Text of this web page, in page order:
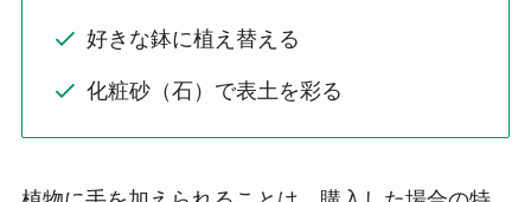
好きな鉢に植え替える
化粧砂（石）で表土を彩る